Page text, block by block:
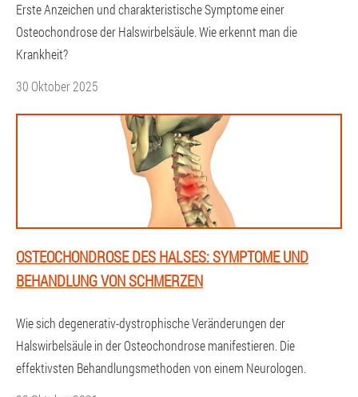
Erste Anzeichen und charakteristische Symptome einer
Osteochondrose der Halswirbelsäule. Wie erkennt man die
Krankheit?
30 Oktober 2025
OSTEOCHONDROSE DES HALSES: SYMPTOME UND
BEHANDLUNG VON SCHMERZEN
Wie sich degenerativ-dystrophische Veränderungen der
Halswirbelsäule in der Osteochondrose manifestieren. Die
effektivsten Behandlungsmethoden von einem Neurologen.